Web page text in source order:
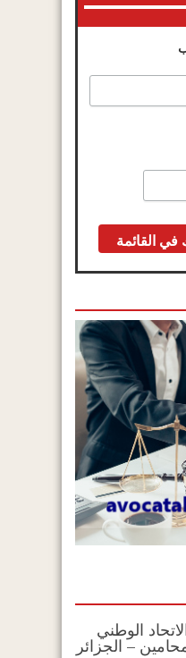
الوطني
– الجزائر